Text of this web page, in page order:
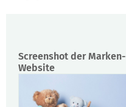
Screenshot der Marken-
Website